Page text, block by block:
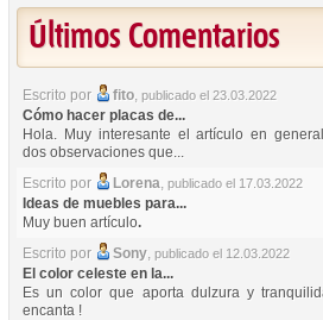
Últimos Comentarios
Escrito por fito, publicado el 23.03.2022
Cómo hacer placas de...
Hola. Muy interesante el artículo en
dos observaciones que...
Escrito por
Lorena, publicado el 17.03.2022
Ideas de muebles para...
Muy buen artículo.
Escrito por
Sony, publicado el 12.03.2022
El color celeste en la...
Es un color que aporta dulzura y
encanta !